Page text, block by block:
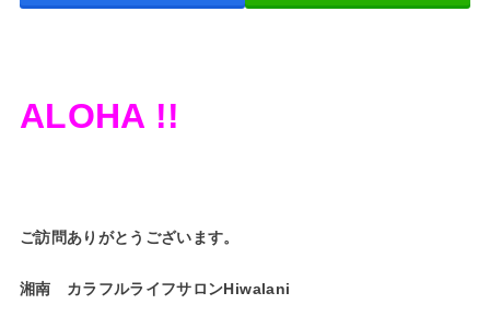
ALOHA !!
ご訪問ありがとうございます。
湘南 カラフルライフサロンHiwalani